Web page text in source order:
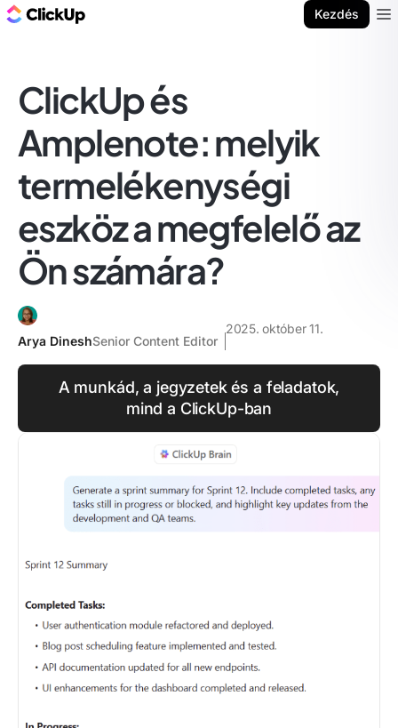
Kezdés
ClickUp és
Amplenote: melyik
termelékenységi
eszköz a megfelelő az
Ön számára?
Arya DineshSenior Content Editor
2025. október 11.
A munkád, a jegyzetek és a feladatok,
mind a ClickUp-ban